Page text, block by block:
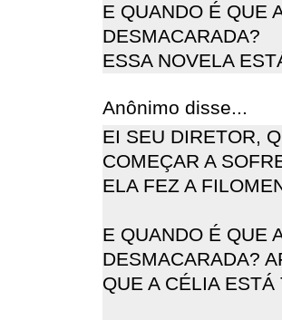
E QUANDO É QUE
DESMACARADA?
ESSA NOVELA
Anônimo disse...
EI SEU DIRETOR,
COMEÇAR A
ELA FEZ A
E QUANDO É QUE
DESMACARADA?
QUE A CÉLIA